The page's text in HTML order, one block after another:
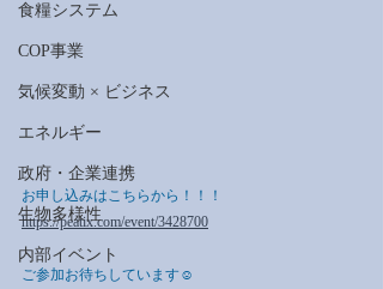
食糧システム
COP事業
気候変動 × ビジネス
エネルギー
政府・企業連携
生物多様性
内部イベント
お申し込みはこちらから！！！
https://peatix.com/event/3428700
ご参加お待ちしています☺︎